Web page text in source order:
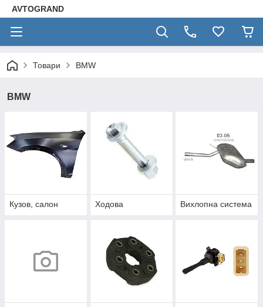
AVTOGRAND
Товари BMW
BMW
Кузов, салон Ходова Вихлопна система